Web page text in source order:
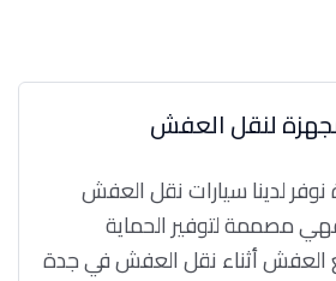
لنقل العفش
لدينا سيارات نقل العفش
مصممة لتوفير الحماية
العفش أثناء نقل العفش في جدة